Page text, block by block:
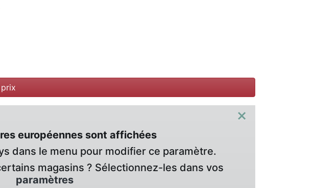
×
européennes sont affichées
dans le menu pour modifier ce paramètre.
magasins ? Sélectionnez-les dans vos
paramètres